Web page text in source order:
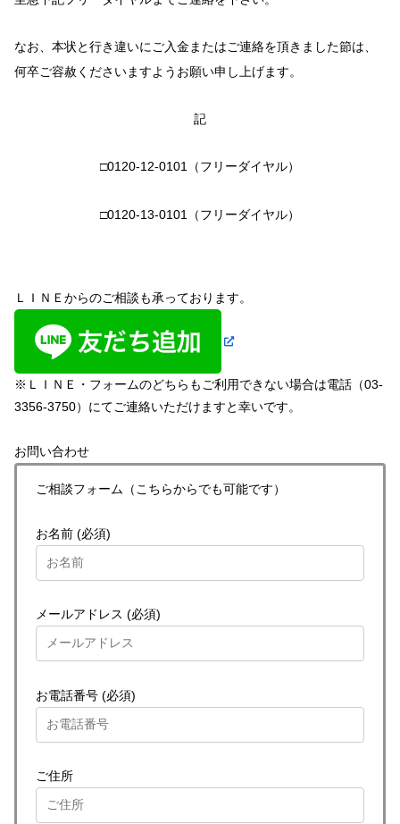
なお、本状と行き違いにご入金またはご連絡を頂きました節は、
何卒ご容赦くださいますようお願い申し上げます。
記
□0120-12-0101（フリーダイヤル）
□0120-13-0101（フリーダイヤル）
ＬＩＮＥからのご相談も承っております。
※ＬＩＮＥ・フォームのどちらもご利用できない場合は電話（03-
3356-3750）にてご連絡いただけますと幸いです。
お問い合わせ
ご相談フォーム（こちらからでも可能です）
お名前 (必須)
メールアドレス (必須)
お電話番号 (必須)
ご住所